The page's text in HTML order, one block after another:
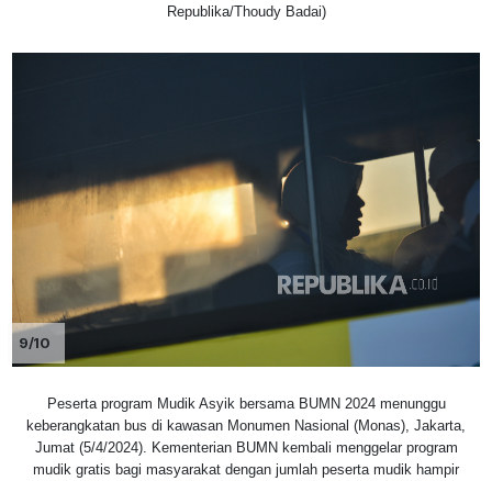
Republika/Thoudy Badai)
9/10
Peserta program Mudik Asyik bersama BUMN 2024 menunggu
keberangkatan bus di kawasan Monumen Nasional (Monas), Jakarta,
Jumat (5/4/2024). Kementerian BUMN kembali menggelar program
mudik gratis bagi masyarakat dengan jumlah peserta mudik hampir